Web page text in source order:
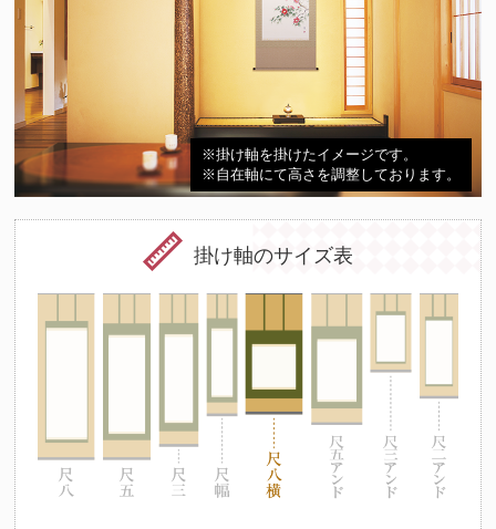
※掛け軸を掛けたイメージです。
※自在軸にて高さを調整しております。
掛け軸のサイズ表